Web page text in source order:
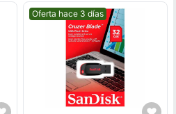
Mejor precio.
Oferta hace 3 días